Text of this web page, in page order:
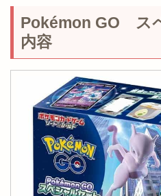
Pokémon GO ス
内容